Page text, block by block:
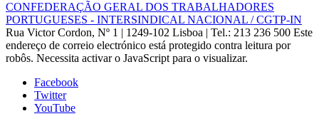
CONFEDERAÇÃO GERAL DOS TRABALHADORES
PORTUGUESES - INTERSINDICAL NACIONAL / CGTP-IN
Rua Victor Cordon, Nº 1 | 1249-102 Lisboa | Tel.: 213 236 500 Este
endereço de correio electrónico está protegido contra leitura por
robôs. Necessita activar o JavaScript para o visualizar.
Facebook
Twitter
YouTube